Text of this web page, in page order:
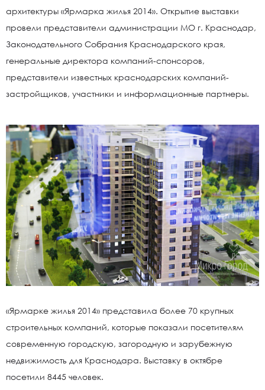
архитектуры «Ярмарка жилья 2014». Открытие выставки
провели представители администрации МО г. Краснодар,
Законодательного Собрания Краснодарского края,
генеральные директора компаний-спонсоров,
представители известных краснодарских компаний-
застройщиков, участники и информационные партнеры.
«Ярмарке жилья 2014» представила более 70 крупных
строительных компаний, которые показали посетителям
современную городскую, загородную и зарубежную
недвижимость для Краснодара. Выставку в октябре
посетили 8445 человек.